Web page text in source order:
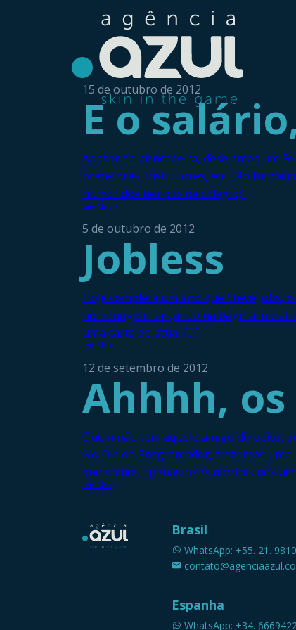
15 de outubro de 2012
E o
Apesar da brincadeira, desejamos um
precetores, instrutores, etc, tão
humor dos tempos de colégio)!
Leia Mais
5 de outubro de 2012
Jobless
Hoje completa um ano que Steve Jobs,
homenagem lançando na página inicial
uma carta do atual […]
Leia Mais
12 de setembro de 2012
Ahhhh,
Quem não tem aquele amigo do peito,
No Dia do Programador, trazemos
que somos apenas reles mortais nos
Leia Mais
Brasil
WhatsApp: +55. 21.
Espanha
WhatsApp: +34.